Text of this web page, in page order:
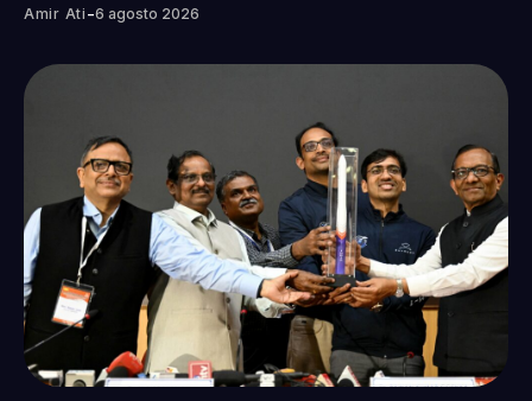
Amir Ati -6 agosto 2026